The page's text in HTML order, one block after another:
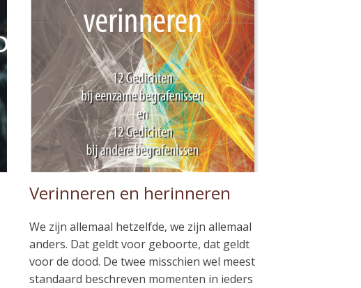
Verinneren en herinneren
We zijn allemaal hetzelfde, we zijn allemaal
anders. Dat geldt voor geboorte, dat geldt
voor de dood. De twee misschien wel meest
standaard beschreven momenten in ieders